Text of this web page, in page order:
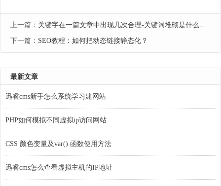
上一篇： 关键字在一篇文章中出现几次合理-关键词堆砌是什么意思
下一篇： SEO教程：如何把动态链接静态化？
最新文章
迅睿cms新手怎么系统学习建网站
PHP如何模拟不同虚拟ip访问网站
CSS 颜色变量及var() 函数使用方法
迅睿cms怎么查看虚拟主机的IP地址